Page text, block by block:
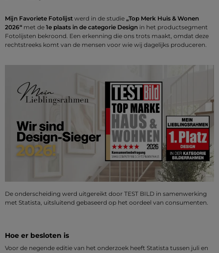
Mijn Favoriete Fotolijst werd in de studie „Top Merk Huis & Wonen
2026“ met de 1e plaats in de categorie Design in het productsegment
Fotolijsten bekroond. Een erkenning die ons trots maakt, omdat deze
rechtstreeks komt van de mensen voor wie wij dagelijks produceren.
De onderscheiding werd uitgereikt door TEST BILD in samenwerking
met Statista, uitsluitend gebaseerd op het oordeel van consumenten.
Hoe er besloten is
Voor de negende editie van het onderzoek heeft Statista tussen juli en